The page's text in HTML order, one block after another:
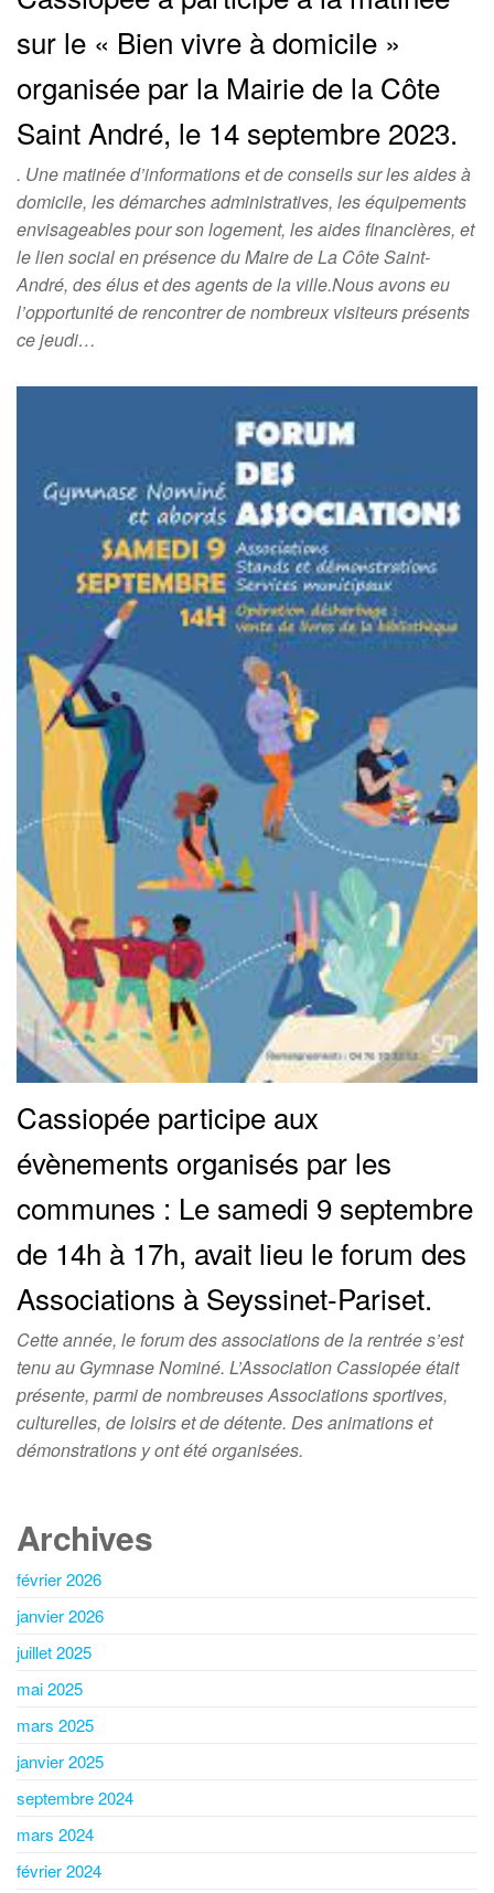
sur le « Bien vivre à domicile »
organisée par la Mairie de la Côte
Saint André, le 14 septembre 2023.
. Une matinée d’informations et de conseils sur les aides à
domicile, les démarches administratives, les équipements
envisageables pour son logement, les aides financières, et
le lien social en présence du Maire de La Côte Saint-
André, des élus et des agents de la ville.Nous avons eu
l’opportunité de rencontrer de nombreux visiteurs présents
ce jeudi…
Cassiopée participe aux
évènements organisés par les
communes : Le samedi 9 septembre
de 14h à 17h, avait lieu le forum des
Associations à Seyssinet-Pariset.
Cette année, le forum des associations de la rentrée s’est
tenu au Gymnase Nominé. L’Association Cassiopée était
présente, parmi de nombreuses Associations sportives,
culturelles, de loisirs et de détente. Des animations et
démonstrations y ont été organisées.
Archives
février 2026
janvier 2026
juillet 2025
mai 2025
mars 2025
janvier 2025
septembre 2024
mars 2024
février 2024